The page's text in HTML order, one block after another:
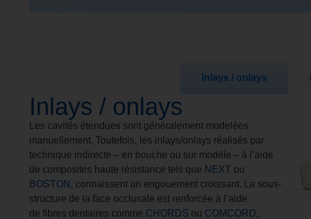
Inlays / onlays
Inlays / onlays
Les cavités étendues sont généralement modelées
manuellement. Toutefois, les inlays/onlays réalisés par
technique indirecte – en bouche ou sur modèle – à l’aide
de composites haute résistance tels que NEXT ou
BOSTON , connaissent un engouement croissant. La sous-
structure de la face occlusale est renforcée à l’aide
de fibres dentaires comme CHORDS ou COMCORD,